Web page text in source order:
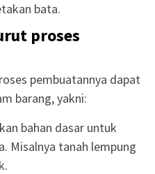
bata.
proses
pembuatannya dapat
barang, yakni:
bahan dasar untuk
Misalnya tanah lempung